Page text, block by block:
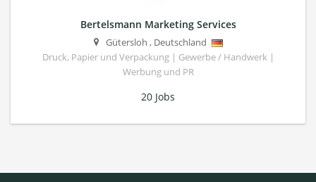
Bertelsmann Marketing Services
Gütersloh , Deutschland
Druck, Papier und Verpackung | Gewerbe / Handwerk |
Werbung und PR
20 Jobs